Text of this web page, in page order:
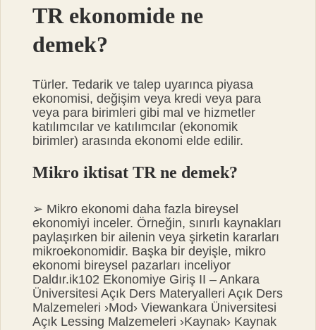
TR ekonomide ne
demek?
Türler. Tedarik ve talep uyarınca piyasa
ekonomisi, değişim veya kredi veya para
veya para birimleri gibi mal ve hizmetler
katılımcılar ve katılımcılar (ekonomik
birimler) arasında ekonomi elde edilir.
Mikro iktisat TR ne demek?
➢ Mikro ekonomi daha fazla bireysel
ekonomiyi inceler. Örneğin, sınırlı kaynakları
paylaşırken bir ailenin veya şirketin kararları
mikroekonomidir. Başka bir deyişle, mikro
ekonomi bireysel pazarları inceliyor
Daldır.ik102 Ekonomiye Giriş II – Ankara
Üniversitesi Açık Ders Materyalleri Açık Ders
Malzemeleri ›Mod› Viewankara Üniversitesi
Açık Lessing Malzemeleri ›Kaynak› Kaynak